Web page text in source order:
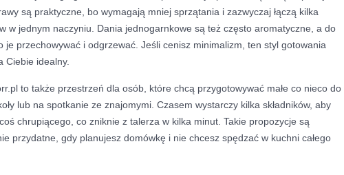
są praktyczne, bo wymagają mniej sprzątania i zazwyczaj łączą kilka
w jednym naczyniu. Dania jednogarnkowe są też często aromatyczne, a do
je przechowywać i odgrzewać. Jeśli cenisz minimalizm, ten styl gotowania
Ciebie idealny.
to także przestrzeń dla osób, które chcą przygotowywać małe co nieco do
lub na spotkanie ze znajomymi. Czasem wystarczy kilka składników, aby
chrupiącego, co zniknie z talerza w kilka minut. Takie propozycje są
przydatne, gdy planujesz domówkę i nie chcesz spędzać w kuchni całego